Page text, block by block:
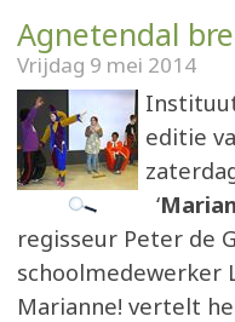
Agnetendal
Vrijdag 9 mei 2014
editie
‘
regisseur Peter de
schoolmedewerker
Marianne! vertelt